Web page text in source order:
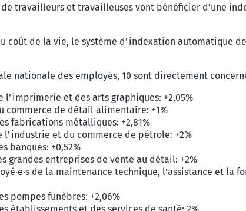
travailleurs et travailleuses vont bénéficier d’une
coût de la vie, le système d’indexation automatique
nationale des employés, 10 sont directement
l'imprimerie et des arts graphiques: +2,05%
commerce de détail alimentaire: +1%
fabrications métalliques: +2,81%
l'industrie et du commerce de pétrole: +2%
banques: +0,52%
grandes entreprises de vente au détail: +2%
de la maintenance technique, l'assistance et la
pompes funèbres: +2,06%